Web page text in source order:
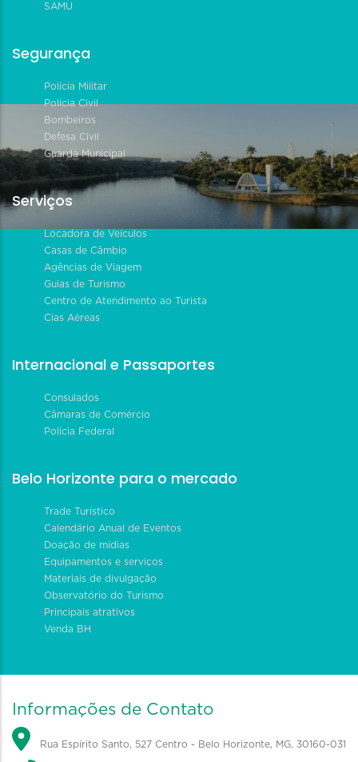
SAMU
Segurança
Polícia Militar
Polícia Civil
Bombeiros
Defesa Civil
Guarda Municipal
Serviços
Locadora de Veículos
Casas de Câmbio
Agências de Viagem
Guias de Turismo
Centro de Atendimento ao Turista
Cias Aéreas
Internacional e Passaportes
Consulados
Câmaras de Comércio
Polícia Federal
Belo Horizonte para o mercado
Trade Turístico
Calendário Anual de Eventos
Doação de mídias
Equipamentos e serviços
Materiais de divulgação
Observatório do Turismo
Principais atrativos
Venda BH
Informações de Contato
Rua Espírito Santo, 527 Centro - Belo Horizonte, MG, 30160-031